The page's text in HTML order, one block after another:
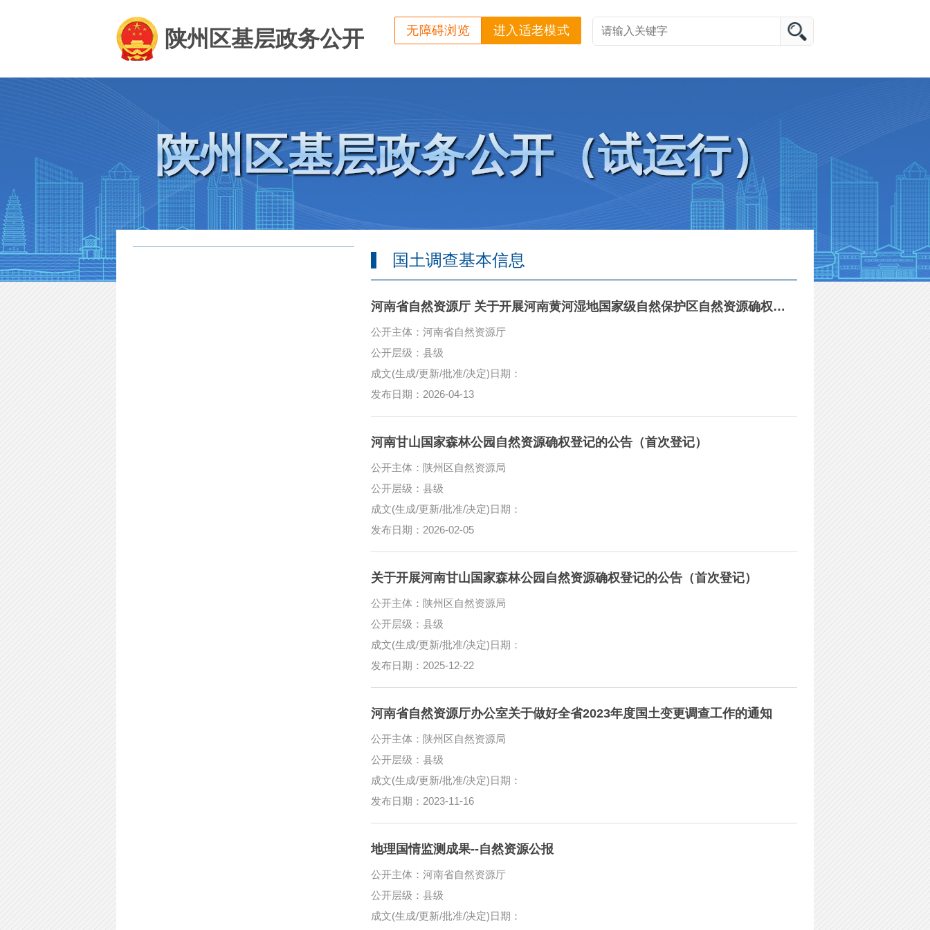
陕州区基层政务公开 无障碍浏览 进入适老模式
陕州区基层政务公开（试运行）
国土调查基本信息
河南省自然资源厅 关于开展河南黄河湿地国家级自然保护区自然资源确权登记的公告 （首次登记）
公开主体：河南省自然资源厅
公开层级：县级
成文(生成/更新/批准/决定)日期：
发布日期：2026-04-13
河南甘山国家森林公园自然资源确权登记的公告（首次登记）
公开主体：陕州区自然资源局
公开层级：县级
成文(生成/更新/批准/决定)日期：
发布日期：2026-02-05
关于开展河南甘山国家森林公园自然资源确权登记的公告（首次登记）
公开主体：陕州区自然资源局
公开层级：县级
成文(生成/更新/批准/决定)日期：
发布日期：2025-12-22
河南省自然资源厅办公室关于做好全省2023年度国土变更调查工作的通知
公开主体：陕州区自然资源局
公开层级：县级
成文(生成/更新/批准/决定)日期：
发布日期：2023-11-16
地理国情监测成果--自然资源公报
公开主体：河南省自然资源厅
公开层级：县级
成文(生成/更新/批准/决定)日期：